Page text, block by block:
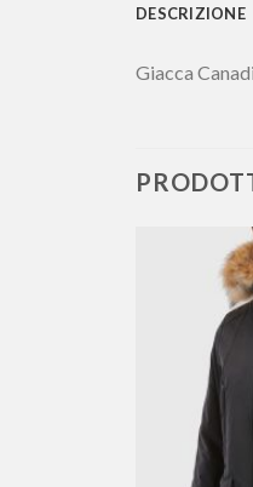
DESCRIZIONE
Giacca